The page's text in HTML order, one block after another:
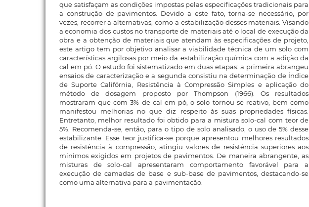
que satisfaçam as condições impostas pelas especificações tradicionais para
a construção de pavimentos. Devido a este fato, torna-se necessário, por
vezes, recorrer a alternativas, como a estabilização desses materiais. Visando
a economia dos custos no transporte de materiais até o local de execução da
obra e a obtenção de materiais que atendam às especificações de projeto,
este artigo tem por objetivo analisar a viabilidade técnica de um solo com
características argilosas por meio da estabilização química com a adição da
cal em pó. O estudo foi sistematizado em duas etapas: a primeira abrangeu
ensaios de caracterização e a segunda consistiu na determinação de Índice
de Suporte Califórnia, Resistência à Compressão Simples e aplicação do
método de dosagem proposto por Thompson (1966). Os resultados
mostraram que com 3% de cal em pó, o solo tornou-se reativo, bem como
manifestou melhorias no que diz respeito às suas propriedades físicas.
Entretanto, melhor resultado foi obtido para a mistura solo-cal com teor de
5%. Recomenda-se, então, para o tipo de solo analisado, o uso de 5% desse
estabilizante. Esse teor justifica-se porque apresentou melhores resultados
de resistência à compressão, atingiu valores de resistência superiores aos
mínimos exigidos em projetos de pavimentos. De maneira abrangente, as
misturas de solo-cal apresentaram comportamento favorável para a
execução de camadas de base e sub-base de pavimentos, destacando-se
como uma alternativa para a pavimentação.